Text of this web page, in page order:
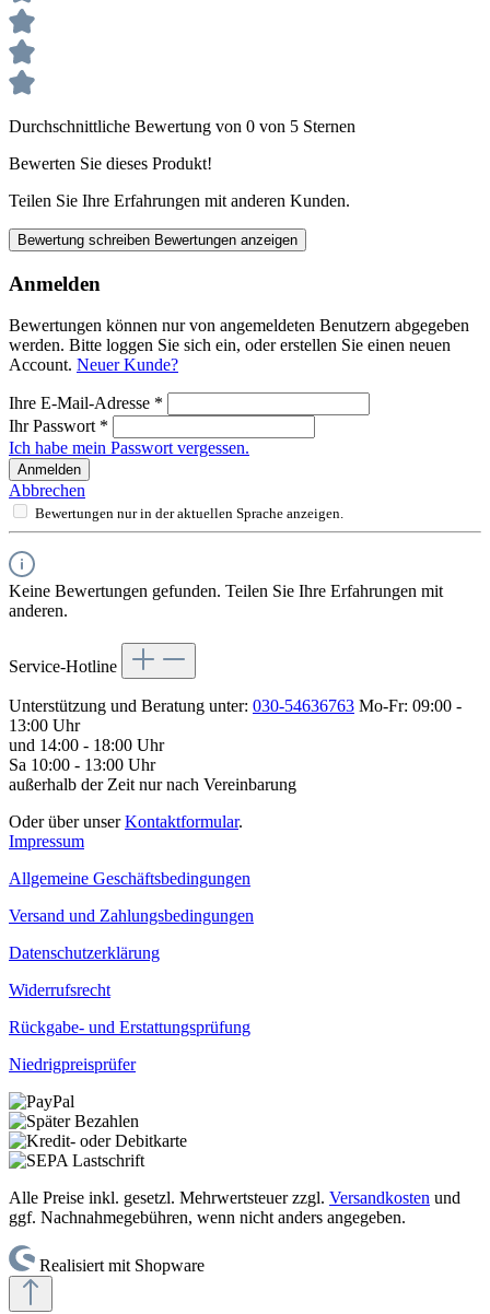
Durchschnittliche Bewertung von 0 von 5 Sternen
Bewerten Sie dieses Produkt!
Teilen Sie Ihre Erfahrungen mit anderen Kunden.
Bewertung schreiben Bewertungen anzeigen
Anmelden
Bewertungen können nur von angemeldeten Benutzern abgegeben
werden. Bitte loggen Sie sich ein, oder erstellen Sie einen neuen
Account. Neuer Kunde?
Ihre E-Mail-Adresse *
Ihr Passwort *
Ich habe mein Passwort vergessen.
Anmelden
Abbrechen
Bewertungen nur in der aktuellen Sprache anzeigen.
Keine Bewertungen gefunden. Teilen Sie Ihre Erfahrungen mit
anderen.
Service-Hotline
Unterstützung und Beratung unter: 030-54636763 Mo-Fr: 09:00 -
13:00 Uhr
und 14:00 - 18:00 Uhr
Sa 10:00 - 13:00 Uhr
außerhalb der Zeit nur nach Vereinbarung
Oder über unserKontaktformular.
Impressum
Allgemeine Geschäftsbedingungen
Versand und Zahlungsbedingungen
Datenschutzerklärung
Widerrufsrecht
Rückgabe- und Erstattungsprüfung
Niedrigpreisprüfer
Alle Preise inkl. gesetzl. Mehrwertsteuer zzgl. Versandkosten und
ggf. Nachnahmegebühren, wenn nicht anders angegeben.
Realisiert mit Shopware